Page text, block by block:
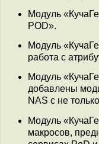
Модуль
POD».
Модуль
работа с
Модуль
добавлены
NAS с не
Модуль
макросов,